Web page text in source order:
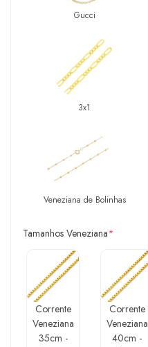
Gucci
3x1
Veneziana de Bolinhas
Tamanhos Veneziana*
Corrente
Veneziana
35cm -
Corrente
Veneziana
40cm -